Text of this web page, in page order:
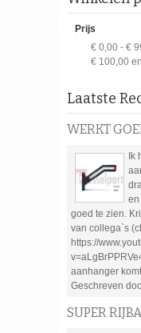
Prijs
€ 0,00 - €
€ 100,00
Laatste
WERKT
en
goed te zien.
van collega`s
https://
aanhanger
Geschreven
SUPER